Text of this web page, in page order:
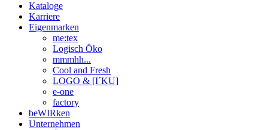
Kataloge
Karriere
Eigenmarken
me:tex
Logisch Öko
mmmhh...
Cool and Fresh
LOGO & [I´KU]
e-one
factory
beWIRken
Unternehmen